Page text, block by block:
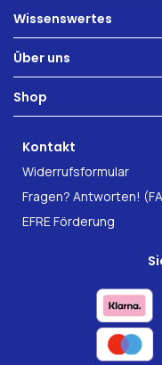
Wissenswertes
Ernährung
Darmgesundheit
Über uns
Technologie
Karriere
Forschung
Shop
INTEST.pro
Nahrungsergänzung
Kontakt
Widerrufsformular
Fragen? Antworten!
EFRE Förderung